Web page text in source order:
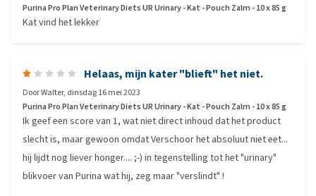
Purina Pro Plan Veterinary Diets UR Urinary - Kat - Pouch Zalm - 10 x 85 g
Kat vind het lekker
Helaas, mijn kater "blieft" het niet.
DoorWalter, dinsdag 16 mei 2023
Purina Pro Plan Veterinary Diets UR Urinary - Kat - Pouch Zalm - 10 x 85 g
Ik geef een score van 1, wat niet direct inhoud dat het product
slecht is, maar gewoon omdat Verschoor het absoluut niet eet...
hij lijdt nog liever honger.... ;-) in tegenstelling tot het "urinary"
blikvoer van Purina wat hij, zeg maar "verslindt" !